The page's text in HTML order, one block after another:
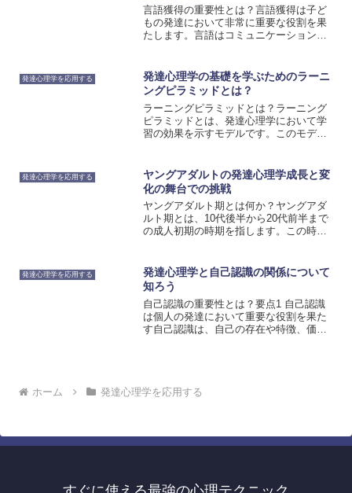
言語獲得の重要性とは？言語獲得は子ど
もの発達において非常に重要な役割を果
たします。言語はコミュニケーションの
子どもが社会的に参加し、学習し、成長
するための基盤を築く上で...
発達心理学を応用する
発達心理学の基礎を学ぶためのラーニ
ングピラミッドとは？
ラーニングピラミッドとは？ラーニング
ピラミッドとは、発達心理学において学
習の効果を示すモデルです。このモデル
います。つまり、学習活動がより具体的
で実践的なものになるほど...
発達心理学を応用する
ヤングアダルトの発達心理学成長と変
化の舞台での挑戦
ヤングアダルト期とは何か？ヤングアダ
ルト期とは、10代後半から20代前半まで
の成人初期の時期を指します。この時期
ティティ形成や将来の目標設定など、重
要な発達課題を抱えて...
発達心理学を応用する
発達心理学と自己認識の関係について
知ろう
自己認識の重要性とは？要点1 自己認識
は個人の発達において重要な役割を果た
す自己認識は、自己の存在や特徴、価値
ホーム
発達心理学を応用する